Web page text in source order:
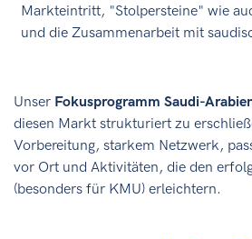
Markteintritt, "Stolpersteine" wie
und die Zusammenarbeit mit
Unser Fokusprogramm Saudi-
diesen Markt strukturiert zu
Vorbereitung, starkem Netzwerk,
vor Ort und Aktivitäten, die den
(besonders für KMU) erleichtern.